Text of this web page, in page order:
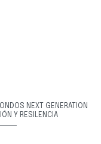
NEXT GENERATION
Y RESILENCIA